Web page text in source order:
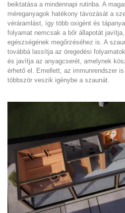
beiktatása a mindennapi rutinba. A
méreganyagok hatékony távozását a
véráramlást, így több oxigént és
folyamat nemcsak a bőr állapotát javítja,
egészségének megőrzéséhez is. A
továbbá lassítja az öregedési
és javítja az anyagcserét, amelynek
érhető el. Emellett, az immunrendszer
többször veszik igénybe a szaunát.